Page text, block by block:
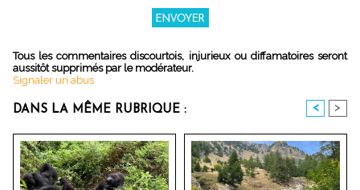
Tous les commentaires discourtois, injurieux ou diffamatoires seront
aussitôt supprimés par le modérateur.
Signaler un abus
DANS LA MÊME RUBRIQUE : < >